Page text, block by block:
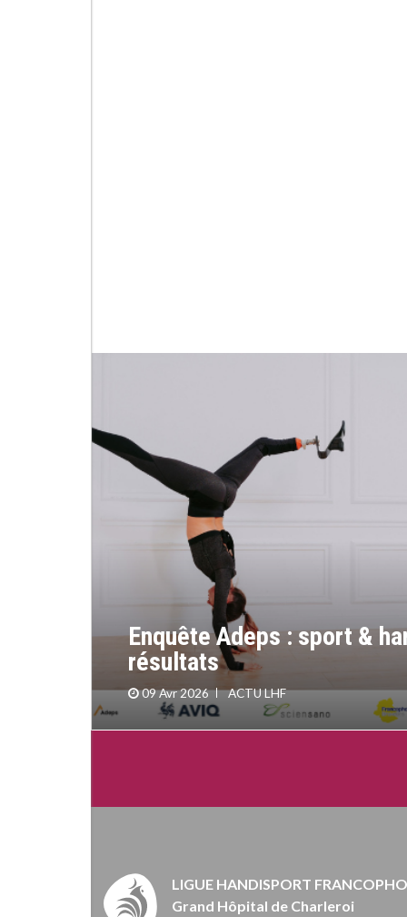
Détection et Haut Niveau
Enquête Adeps : sport &
résultats
09 Avr 2026 ACTU LHF
LIGUE HANDISPORT
Grand Hôpital de Charleroi